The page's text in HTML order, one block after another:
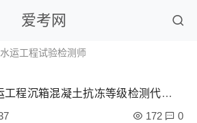
爱考网
运工程试验检测师
程沉箱混凝土抗冻等级检测代表性
172 0